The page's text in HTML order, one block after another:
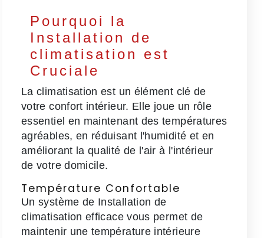
Pourquoi la
Installation de
climatisation est
Cruciale
La climatisation est un élément clé de
votre confort intérieur. Elle joue un rôle
essentiel en maintenant des températures
agréables, en réduisant l'humidité et en
améliorant la qualité de l'air à l'intérieur
de votre domicile.
Température Confortable
Un système de Installation de
climatisation efficace vous permet de
maintenir une température intérieure